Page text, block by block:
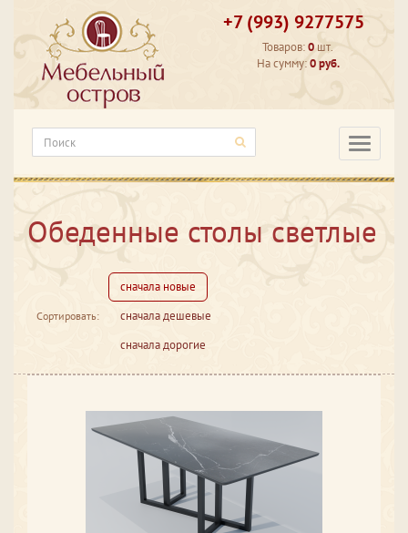
+7 (993) 9277575
Товаров:0 шт.
На сумму:0 руб.
Обеденные столы светлые
Сортировать:
сначала новые
сначала дешевые
сначала дорогие